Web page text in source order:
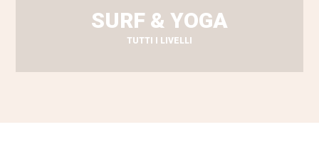
SURF & YOGA
TUTTI I LIVELLI